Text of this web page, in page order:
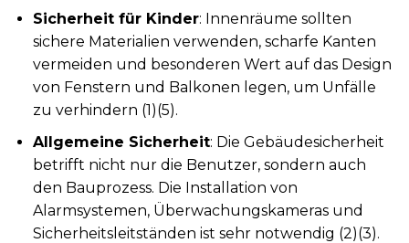
Sicherheit für Kinder: Innenräume sollten
sichere Materialien verwenden, scharfe Kanten
vermeiden und besonderen Wert auf das Design
von Fenstern und Balkonen legen, um Unfälle
zu verhindern (1)(5).
Allgemeine Sicherheit: Die Gebäudesicherheit
betrifft nicht nur die Benutzer, sondern auch
den Bauprozess. Die Installation von
Alarmsystemen, Überwachungskameras und
Sicherheitsleitständen ist sehr notwendig (2)(3).